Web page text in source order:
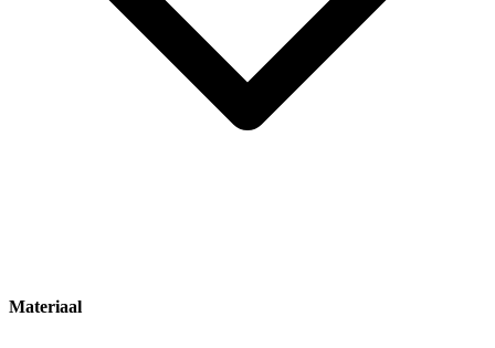
Materiaal